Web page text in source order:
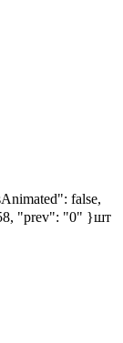
false,
"prev": "0" }шт